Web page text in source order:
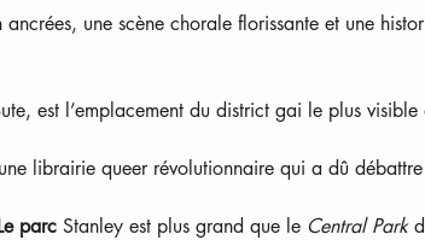
une scène chorale florissante et une
est l’emplacement du district gai le plus
librairie queer révolutionnaire qui a dû
parc Stanley est plus grand que le Central Park